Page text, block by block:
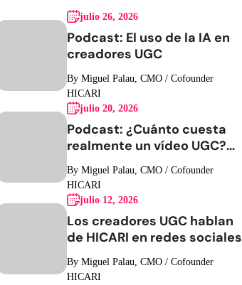
julio 26, 2026
Podcast: El uso de la IA en
creadores UGC
By Miguel Palau, CMO / Cofounder
HICARI
julio 20, 2026
Podcast: ¿Cuánto cuesta
realmente un vídeo UGC?
Hablemos de números
By Miguel Palau, CMO / Cofounder
HICARI
julio 12, 2026
Los creadores UGC hablan
de HICARI en redes sociales
By Miguel Palau, CMO / Cofounder
HICARI